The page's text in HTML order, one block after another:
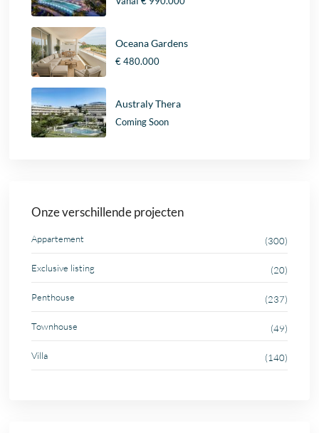
Oceana Gardens
€ 480.000
Australy Thera
Coming Soon
Onze verschillende projecten
Appartement (300)
Exclusive listing (20)
Penthouse (237)
Townhouse (49)
Villa (140)